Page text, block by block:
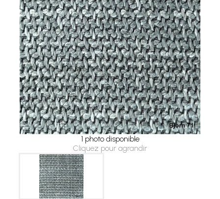
1 photo disponible
Cliquez pour agrandir